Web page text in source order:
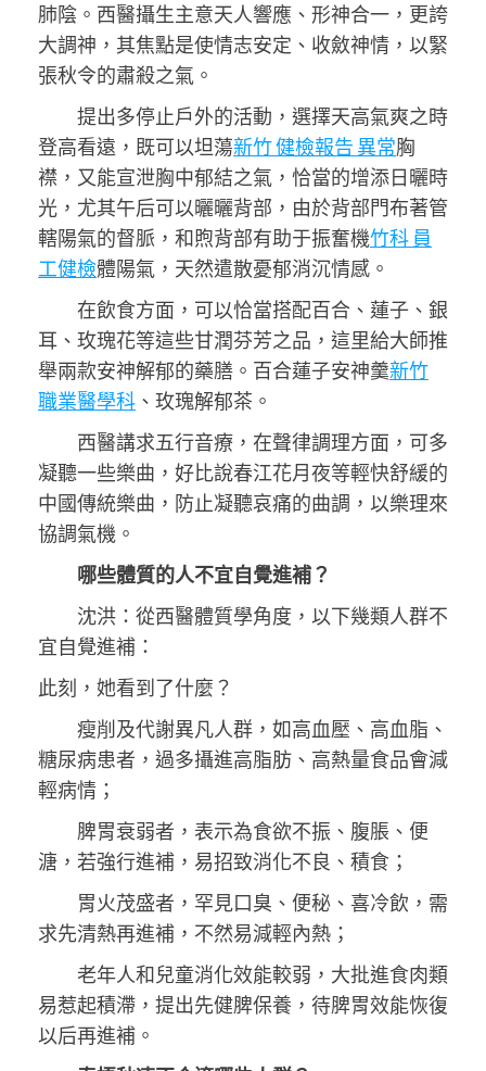
肺陰。西醫攝生主意天人響應、形神合一，更誇
大調神，其焦點是使情志安定、收斂神情，以緊
張秋令的肅殺之氣。
提出多停止戶外的活動，選擇天高氣爽之時
登高看遠，既可以坦蕩新竹 健檢報告 異常胸
襟，又能宣泄胸中郁結之氣，恰當的增添日曬時
光，尤其午后可以曬曬背部，由於背部門布著管
轄陽氣的督脈，和煦背部有助于振奮機竹科 員
工健檢體陽氣，天然遣散憂郁消沉情感。
在飲食方面，可以恰當搭配百合、蓮子、銀
耳、玫瑰花等這些甘潤芬芳之品，這里給大師推
舉兩款安神解郁的藥膳。百合蓮子安神羹新竹
職業醫學科 、玫瑰解郁茶。
西醫講求五行音療，在聲律調理方面，可多
凝聽一些樂曲，好比說春江花月夜等輕快舒緩的
中國傳統樂曲，防止凝聽哀痛的曲調，以樂理來
協調氣機。
哪些體質的人不宜自覺進補？
沈洪：從西醫體質學角度，以下幾類人群不
宜自覺進補：
此刻，她看到了什麼？
瘦削及代謝異凡人群，如高血壓、高血脂、
糖尿病患者，過多攝進高脂肪、高熱量食品會減
輕病情；
脾胃衰弱者，表示為食欲不振、腹脹、便
溏，若強行進補，易招致消化不良、積食；
胃火茂盛者，罕見口臭、便秘、喜冷飲，需
求先清熱再進補，不然易減輕內熱；
老年人和兒童消化效能較弱，大批進食肉類
易惹起積滯，提出先健脾保養，待脾胃效能恢復
以后再進補。